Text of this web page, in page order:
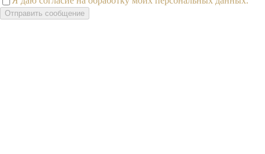
Отправить сообщение